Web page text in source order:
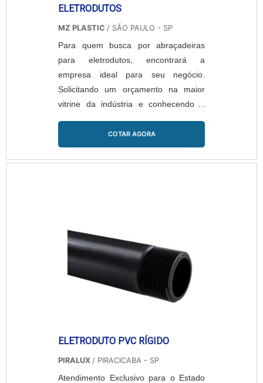
ELETRODUTOS
MZ PLASTIC / SÃO PAULO - SP
Para quem busca por abraçadeiras
para eletrodutos, encontrará a
empresa ideal para seu negócio.
Solicitando um orçamento na maior
vitrine da indústria e conhecendo a
próprio segmento. É isso! Quando a
procura é por abraçadeiras para
eletrodutos, com a MZ PLASTIC obterá
ABRAÇADEIRAS PARA E...
COTAR AGORA
ELETRODUTO PVC RÍGIDO
PIRALUX / PIRACICABA - SP
Atendimento Exclusivo para o Estado